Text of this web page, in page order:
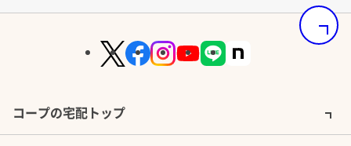
ページ
コープの宅配トップ